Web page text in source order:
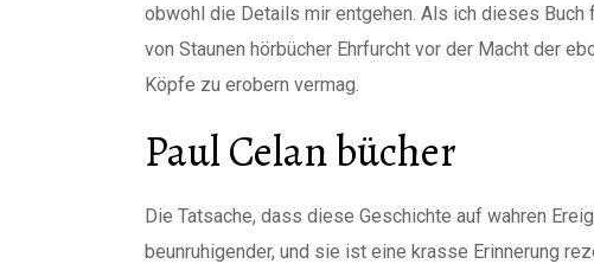
obwohl die Details mir entgehen. Als ich dieses
von Staunen hörbücher Ehrfurcht vor der Macht der
Köpfe zu erobern vermag.
Paul Celan bücher
Die Tatsache, dass diese Geschichte auf wahren
beunruhigender, und sie ist eine krasse Erinnerung